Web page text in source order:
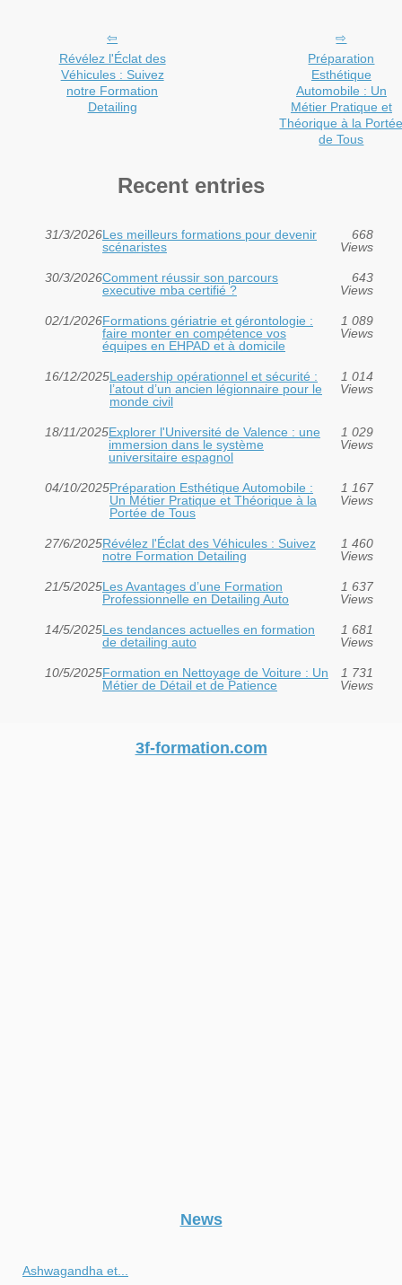
Révélez l'Éclat des
Véhicules : Suivez
notre Formation
Detailing
Préparation
Esthétique
Automobile : Un
Métier Pratique et
Théorique à la
de Tous
Recent entries
31/3/2026Les meilleurs formations pour devenir
scénaristes
668
Views
30/3/2026Comment réussir son parcours
executive mba certifié ?
643
Views
02/1/2026Formations gériatrie et gérontologie :
faire monter en compétence vos
équipes en EHPAD et à domicile
1 089
Views
16/12/2025Leadership opérationnel et sécurité :
l’atout d’un ancien légionnaire pour le
monde civil
1 014
Views
18/11/2025Explorer l'Université de Valence : une
immersion dans le système
universitaire espagnol
1 029
Views
04/10/2025Préparation Esthétique Automobile :
Un Métier Pratique et Théorique à la
Portée de Tous
1 167
Views
27/6/2025Révélez l'Éclat des Véhicules : Suivez
notre Formation Detailing
1 460
Views
21/5/2025Les Avantages d’une Formation
Professionnelle en Detailing Auto
1 637
Views
14/5/2025Les tendances actuelles en formation
de detailing auto
1 681
Views
10/5/2025Formation en Nettoyage de Voiture : Un
Métier de Détail et de Patience
1 731
Views
3f-formation.com
News
Ashwagandha et...